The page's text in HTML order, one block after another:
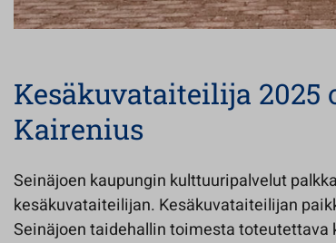
Kesäkuvataiteilija
Kairenius
Seinäjoen kaupungin kulttuuripalvelut
kesäkuvataiteilijan. Kesäkuvataiteilijan
Seinäjoen taidehallin toimesta